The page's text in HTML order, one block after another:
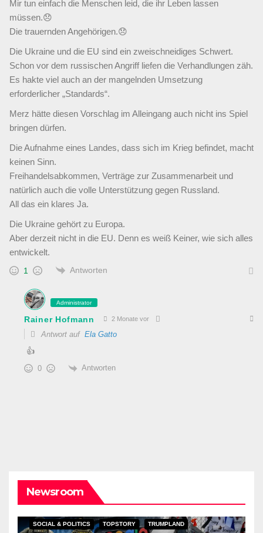
Mir tun einfach die Menschen leid, die ihr Leben lassen
müssen.😞
Die trauernden Angehörigen.😞
Die Ukraine und die EU sind ein zweischneidiges Schwert.
Schon vor dem russischen Angriff liefen die Verhandlungen zäh.
Es hakte viel auch an der mangelnden Umsetzung
erforderlicher „Standards“.
Merz hätte diesen Vorschlag im Alleingang auch nicht ins Spiel
bringen dürfen.
Die Aufnahme eines Landes, dass sich im Krieg befindet, macht
keinen Sinn.
Freihandelsabkommen, Verträge zur Zusammenarbeit und
natürlich auch die volle Unterstützung gegen Russland.
All das ein klares Ja.
Die Ukraine gehört zu Europa.
Aber derzeit nicht in die EU. Denn es weiß Keiner, wie sich alles
entwickelt.
1 Antworten
Administrator
Rainer Hofmann 2 Monate vor
Antwort auf Ela Gatto
👍
0 Antworten
Newsroom
SOCIAL & POLITICS TOPSTORY TRUMPLAND